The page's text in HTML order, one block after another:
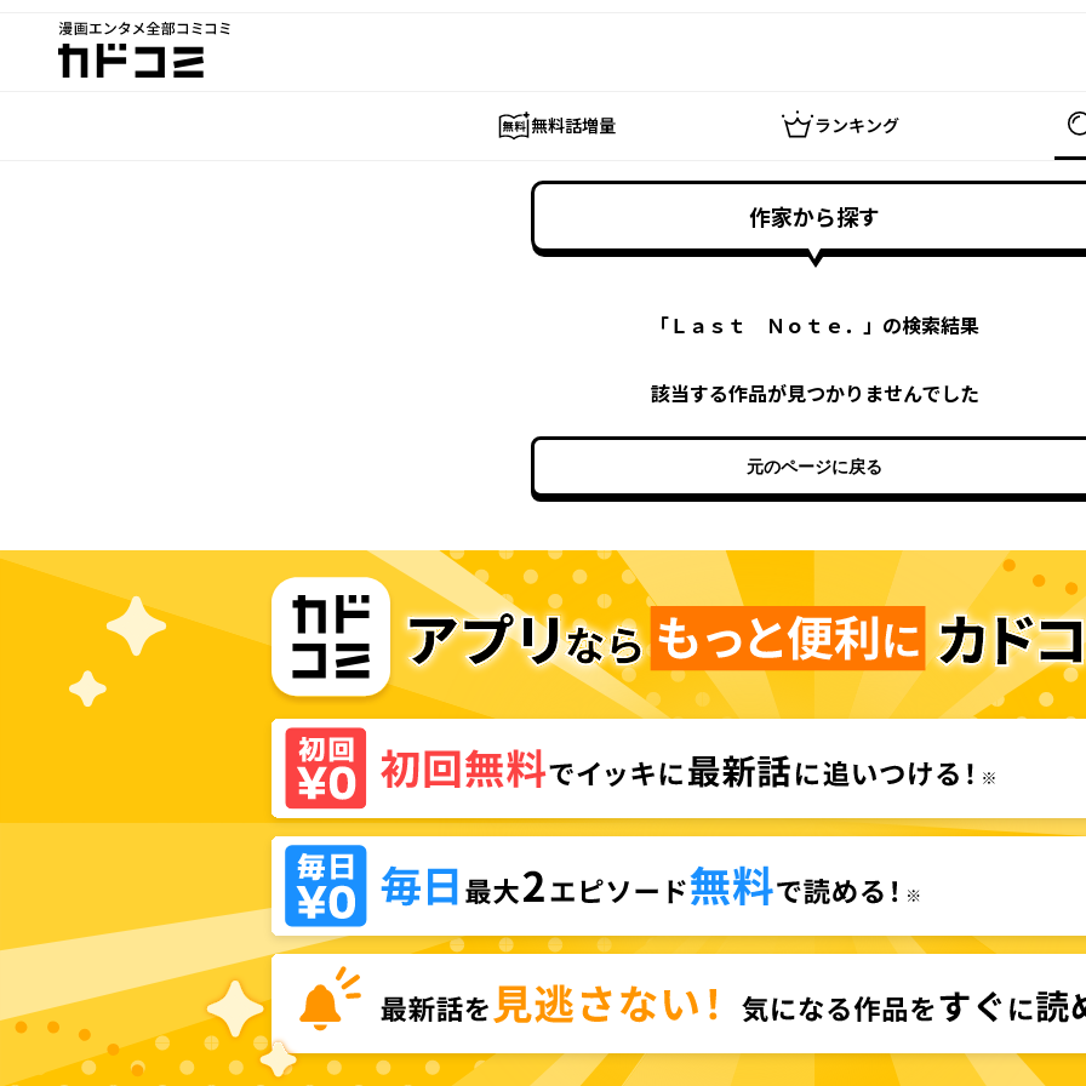
漫画エンタメ全部コミコミ
カドコミ
無料話増量 ランキング
作家から探す
「Ｌａｓｔ Ｎｏｔｅ． 」の検索結果
該当する作品が見つかりませんでした
元のページに戻る